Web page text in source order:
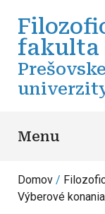
fakulta
Menu
Domov
Výberové konania